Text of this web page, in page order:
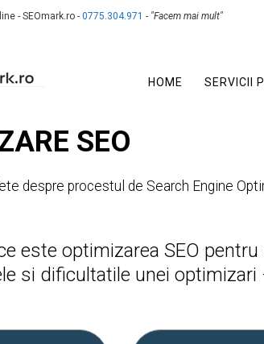
- SEOmark.ro - 0775.304.971 - "Facem mai mult"
HOME SERVICII
SEO
despre procestul de Search Engine
este optimizarea SEO
si dificultatile unei